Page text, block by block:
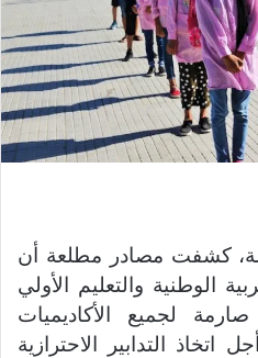
كشفت مصادر مطلعة أن
الوطنية والتعليم الأولي
لجميع الأكاديميات
اتخاذ التدابير الاحترازية